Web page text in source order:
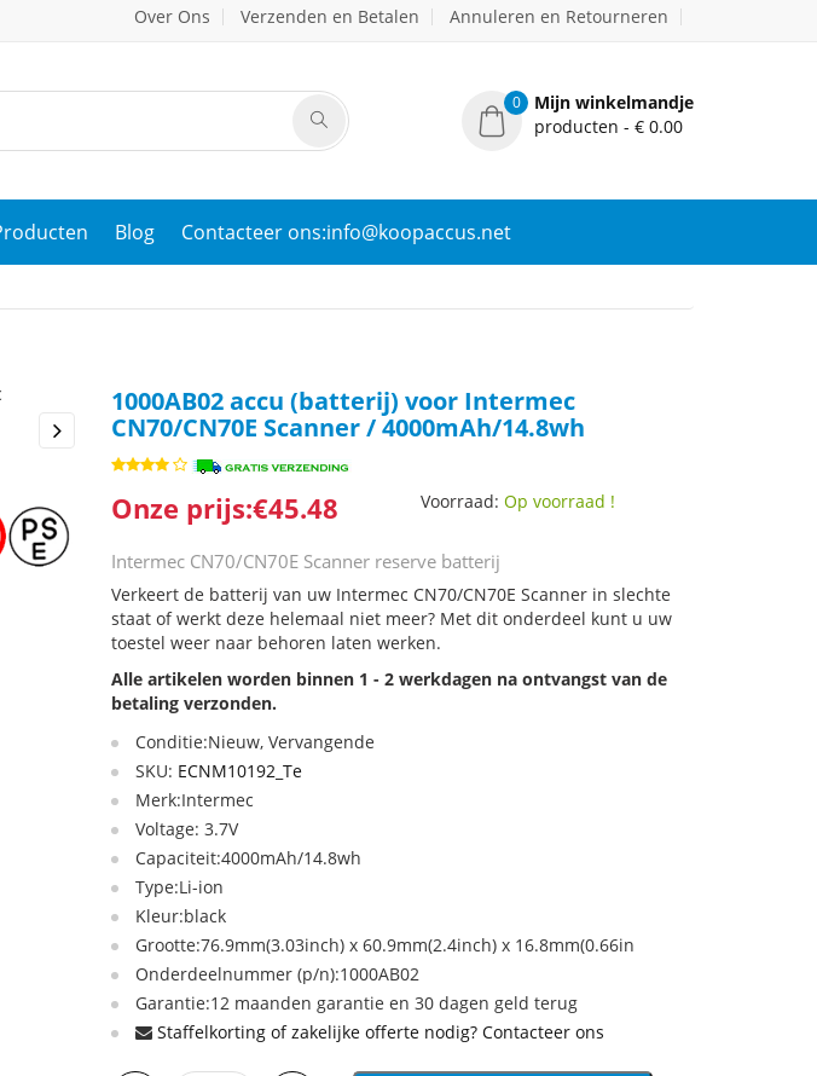
Over Ons Verzenden en Betalen Annuleren en Retourneren
0
Mijn winkelmandje
producten - € 0.00
Blog Contacteer ons:info@koopaccus.net
1000AB02 accu (batterij) voor Intermec
CN70/CN70E Scanner / 4000mAh/14.8wh
Onze prijs:€45.48 Voorraad:Op voorraad !
Intermec CN70/CN70E Scanner reserve batterij
Verkeert de batterij van uw Intermec CN70/CN70E Scanner in slechte
staat of werkt deze helemaal niet meer? Met dit onderdeel kunt u uw
toestel weer naar behoren laten werken.
Alle artikelen worden binnen 1 - 2 werkdagen na ontvangst van de
betaling verzonden.
Conditie:Nieuw, Vervangende
SKU: ECNM10192_Te
Merk:Intermec
Voltage: 3.7V
Capaciteit:4000mAh/14.8wh
Type:Li-ion
Kleur:black
Grootte:76.9mm(3.03inch) x 60.9mm(2.4inch) x 16.8mm(0.66in
Onderdeelnummer (p/n):1000AB02
Garantie:12 maanden garantie en 30 dagen geld terug
Staffelkorting of zakelijke offerte nodig? Contacteer ons